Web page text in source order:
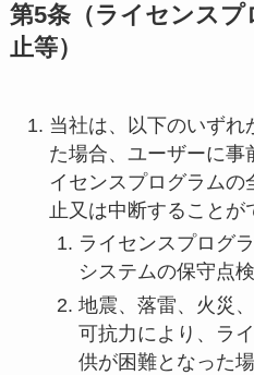
第5条（ライセンス
止等）
当社は、以下のいずれ
た場合、ユーザーに事
イセンスプログラム
止又は中断することが
ライセンスプログ
システムの保守点
地震、落雷、火災
可抗力により、ラ
供が困難となった